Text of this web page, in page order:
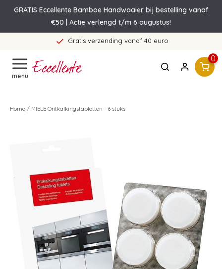
GRATIS Eccellente Bamboe Handwaaier bij bestelling vanaf
€50 | Actie verlengd t/m 6 augustus!
Gratis verzending vanaf 40 euro
menu
0
Home / MIELE Ontkalkingstabletten - 6 stuks